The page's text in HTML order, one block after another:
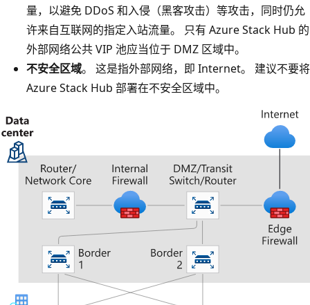
量，以避免 DDoS 和入侵（黑客攻击）等攻击，同时仍允
许来自互联网的指定入站流量。 只有 Azure Stack Hub 的
外部网络公共 VIP 池应当位于 DMZ 区域中。
不安全区域。 这是指外部网络，即 Internet。 建议不要将
Azure Stack Hub 部署在不安全区域中。